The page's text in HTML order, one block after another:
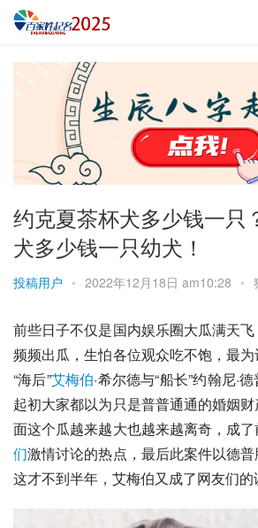
约克夏茶杯犬多少钱一只
犬多少钱一只幼犬！
投稿用户 • 2022年12月18日 am10:28 •
前些日子不仅是国内娱乐圈大瓜满天
频频出瓜，生怕各位观众吃不饱，最
“海后”艾梅伯·希尔德与“船长”约翰尼·德
起初大家都以为只是普普通通的婚姻
面这个瓜越来越大也越来越离奇，成
们激情讨论的热点，最后此案件以德普
这才不到半年，艾梅伯又成了网友们的